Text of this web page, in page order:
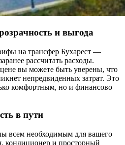
и выгода
на трансфер Бухарест —
рассчитать расходы.
вы можете быть уверены, что
непредвиденных затрат. Это
комфортным, но и финансово
в пути
всем необходимым для вашего
кондиционер и просторный